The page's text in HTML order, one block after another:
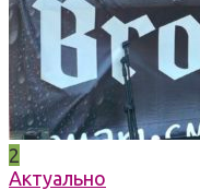
2
Актуально